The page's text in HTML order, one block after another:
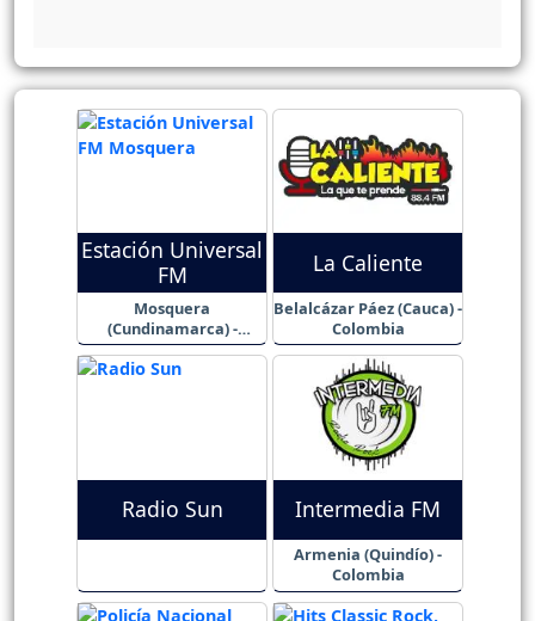
Estación Universal
FM
Mosquera
(Cundinamarca) -
Colombia
La Caliente
Belalcázar Páez (Cauca) -
Colombia
Radio Sun Intermedia FM
Armenia (Quindío) -
Colombia